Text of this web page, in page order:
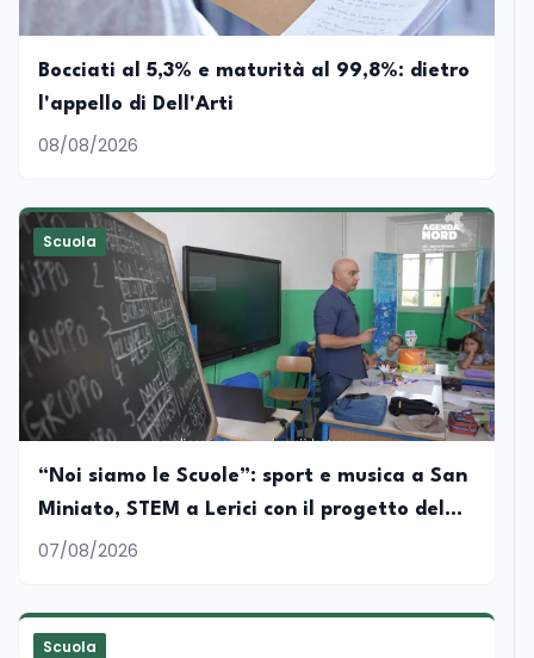
Bocciati al 5,3% e maturità al 99,8%: dietro
l'appello di Dell'Arti
08/08/2026
Scuola
“Noi siamo le Scuole”: sport e musica a San
Miniato, STEM a Lerici con il progetto del
Mim
07/08/2026
Scuola